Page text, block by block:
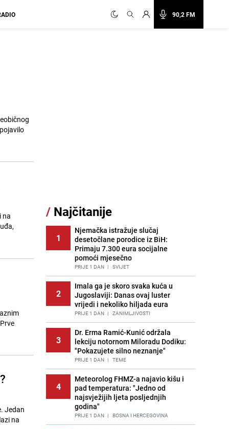
90,2 FM
na
Jedan
na
/ Najčitanije
1
Njemačka istražuje slučaj
desetočlane porodice iz BiH:
Primaju 7.300 eura socijalne
pomoći mjesečno
PRIJE 1 DAN | SVIJET
2
Imala ga je skoro svaka kuća u
Jugoslaviji: Danas ovaj luster
vrijedi i nekoliko hiljada eura
PRIJE 1 DAN | ZANIMLJIVOSTI
3
Dr. Erma Ramić-Kunić održala
lekciju notornom Miloradu Dodiku:
"Pokazujete silno neznanje"
PRIJE 1 DAN | TEME
4
Meteorolog FHMZ-a najavio kišu i
pad temperatura: "Jedno od
najsvježijih ljeta posljednjih
godina"
PRIJE 1 DAN | BOSNA I HERCEGOVINA